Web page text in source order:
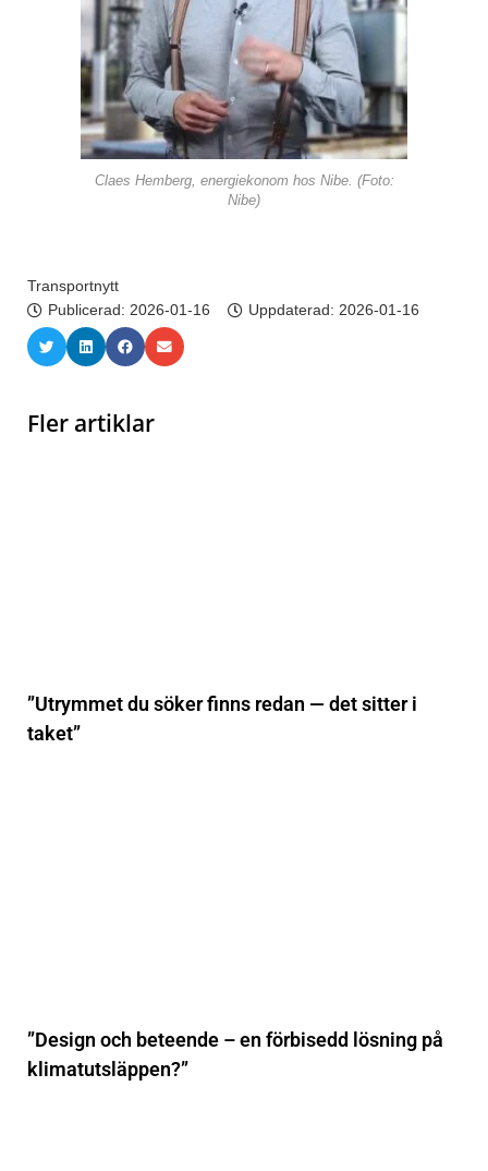
Claes Hemberg, energiekonom hos Nibe. (Foto:
Nibe)
Transportnytt
Publicerad: 2026-01-16 Uppdaterad: 2026-01-16
Fler artiklar
”Utrymmet du söker finns redan — det sitter i
taket”
”Design och beteende – en förbisedd lösning på
klimatutsläppen?”